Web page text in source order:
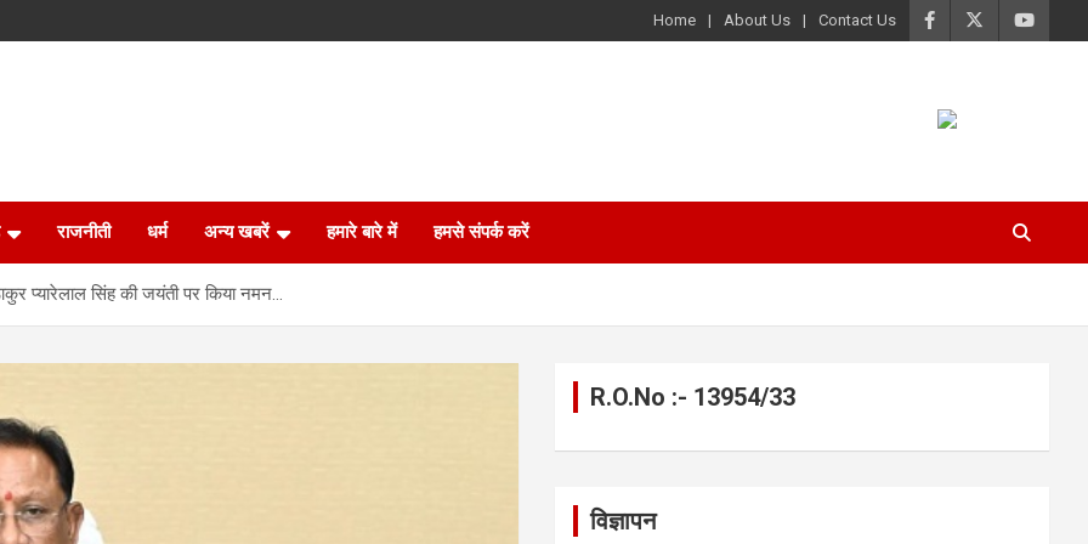
Home About Us Contact Us
राजनीती धर्म अन्य खबरें हमारे बारे में हमसे संपर्क करें
प्यारेलाल सिंह की जयंती पर किया नमन…
R.O.No :- 13954/33
विज्ञापन